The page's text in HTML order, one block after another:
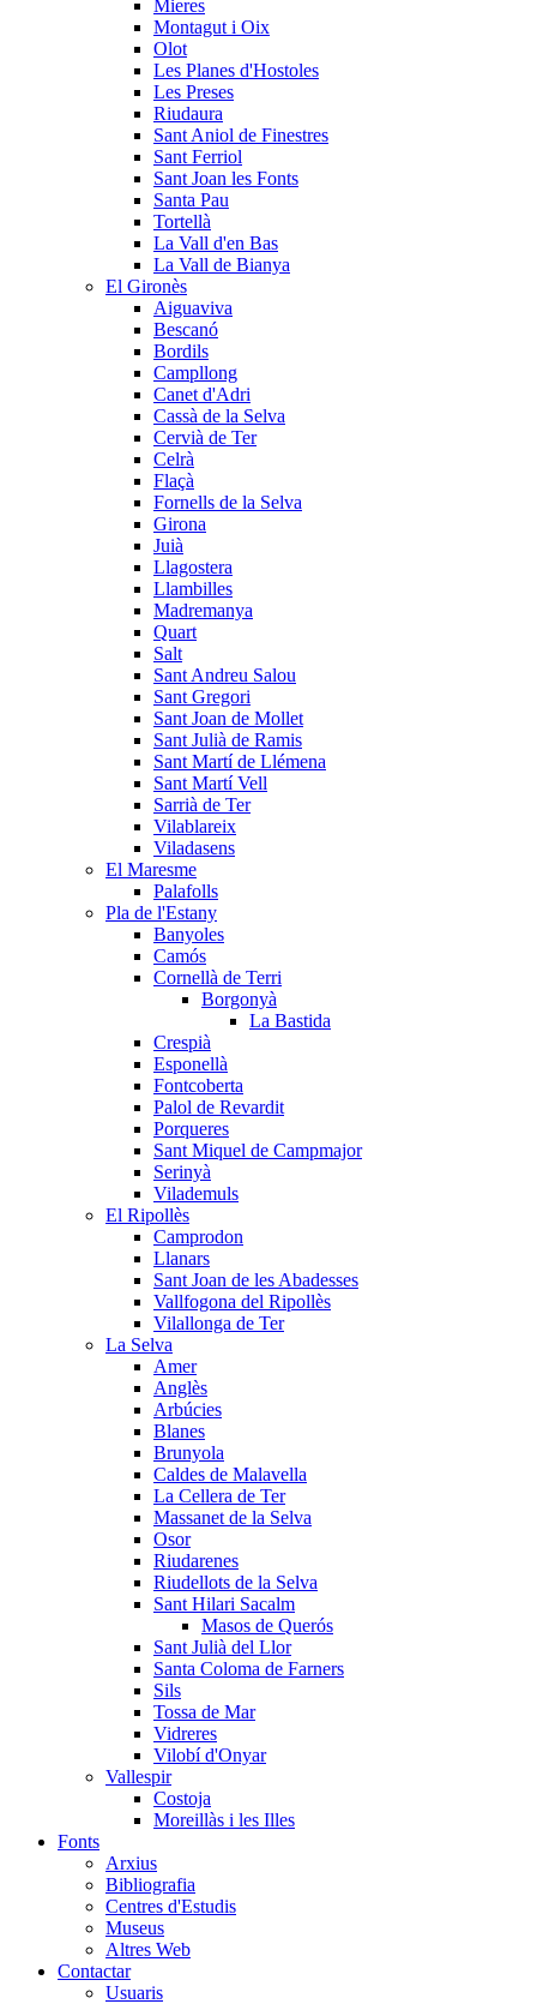
Mieres
Montagut i Oix
Olot
Les Planes d'Hostoles
Les Preses
Riudaura
Sant Aniol de Finestres
Sant Ferriol
Sant Joan les Fonts
Santa Pau
Tortellà
La Vall d'en Bas
La Vall de Bianya
El Gironès
Aiguaviva
Bescanó
Bordils
Campllong
Canet d'Adri
Cassà de la Selva
Cervià de Ter
Celrà
Flaçà
Fornells de la Selva
Girona
Juià
Llagostera
Llambilles
Madremanya
Quart
Salt
Sant Andreu Salou
Sant Gregori
Sant Joan de Mollet
Sant Julià de Ramis
Sant Martí de Llémena
Sant Martí Vell
Sarrià de Ter
Vilablareix
Viladasens
El Maresme
Palafolls
Pla de l'Estany
Banyoles
Camós
Cornellà de Terri
Borgonyà
La Bastida
Crespià
Esponellà
Fontcoberta
Palol de Revardit
Porqueres
Sant Miquel de Campmajor
Serinyà
Vilademuls
El Ripollès
Camprodon
Llanars
Sant Joan de les Abadesses
Vallfogona del Ripollès
Vilallonga de Ter
La Selva
Amer
Anglès
Arbúcies
Blanes
Brunyola
Caldes de Malavella
La Cellera de Ter
Massanet de la Selva
Osor
Riudarenes
Riudellots de la Selva
Sant Hilari Sacalm
Masos de Querós
Sant Julià del Llor
Santa Coloma de Farners
Sils
Tossa de Mar
Vidreres
Vilobí d'Onyar
Vallespir
Costoja
Moreillàs i les Illes
Fonts
Arxius
Bibliografia
Centres d'Estudis
Museus
Altres Web
Contactar
Usuaris